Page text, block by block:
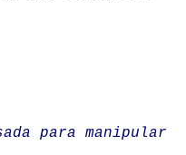
para manipular